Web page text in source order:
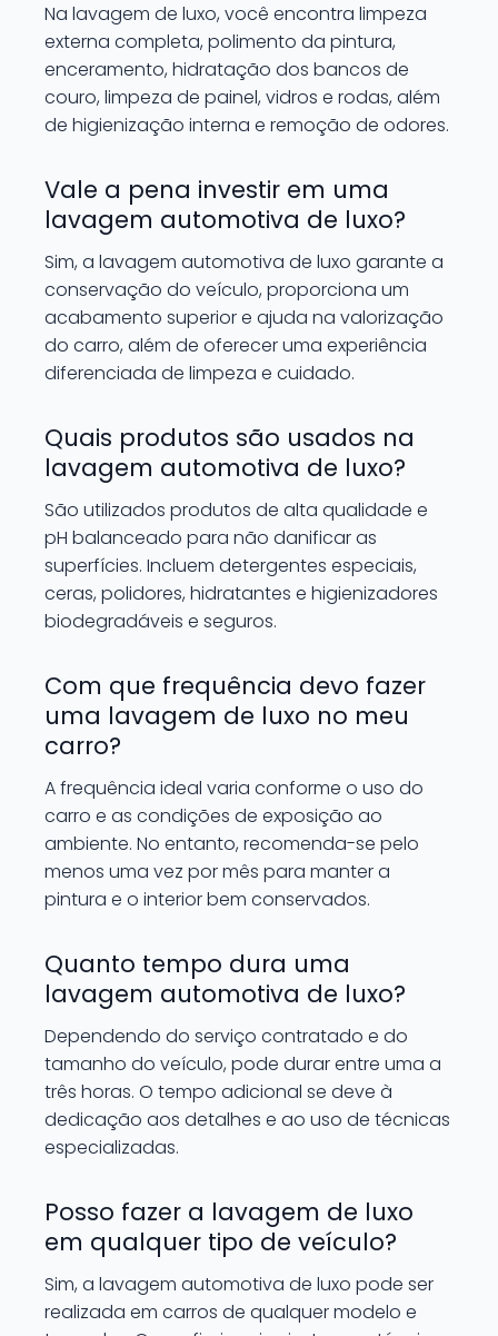
Na lavagem de luxo, você encontra limpeza
externa completa, polimento da pintura,
enceramento, hidratação dos bancos de
couro, limpeza de painel, vidros e rodas, além
de higienização interna e remoção de odores.
Vale a pena investir em uma
lavagem automotiva de luxo?
Sim, a lavagem automotiva de luxo garante a
conservação do veículo, proporciona um
acabamento superior e ajuda na valorização
do carro, além de oferecer uma experiência
diferenciada de limpeza e cuidado.
Quais produtos são usados na
lavagem automotiva de luxo?
São utilizados produtos de alta qualidade e
pH balanceado para não danificar as
superfícies. Incluem detergentes especiais,
ceras, polidores, hidratantes e higienizadores
biodegradáveis e seguros.
Com que frequência devo fazer
uma lavagem de luxo no meu
carro?
A frequência ideal varia conforme o uso do
carro e as condições de exposição ao
ambiente. No entanto, recomenda-se pelo
menos uma vez por mês para manter a
pintura e o interior bem conservados.
Quanto tempo dura uma
lavagem automotiva de luxo?
Dependendo do serviço contratado e do
tamanho do veículo, pode durar entre uma a
três horas. O tempo adicional se deve à
dedicação aos detalhes e ao uso de técnicas
especializadas.
Posso fazer a lavagem de luxo
em qualquer tipo de veículo?
Sim, a lavagem automotiva de luxo pode ser
realizada em carros de qualquer modelo e